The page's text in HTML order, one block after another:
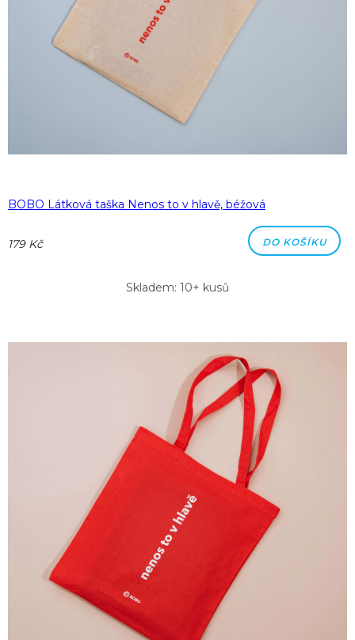
BOBO Látková taška Nenos to v hlavě, béžová
179 Kč DO KOŠÍKU
Skladem: 10+ kusů